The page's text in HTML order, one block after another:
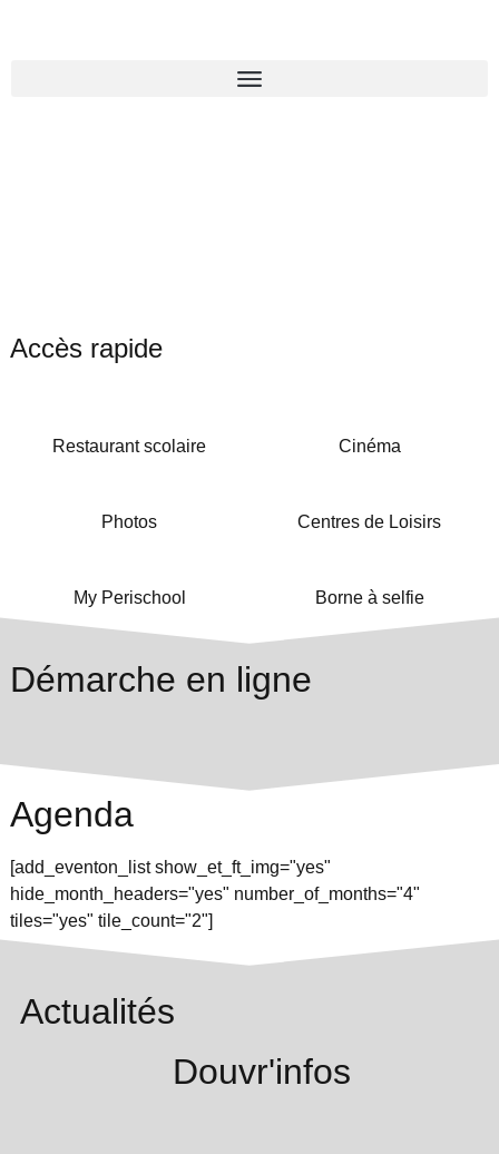
Accès rapide
Restaurant scolaire Cinéma
Photos Centres de Loisirs
My Perischool Borne à selfie
Démarche en ligne
Agenda
[add_eventon_list show_et_ft_img="yes"
hide_month_headers="yes" number_of_months="4"
tiles="yes" tile_count="2"]
Actualités
Douvr'infos